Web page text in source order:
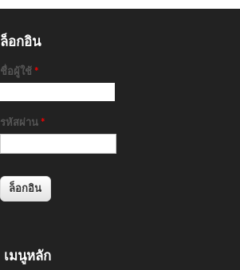
ล็อกอิน
ชื่อผู้ใช้ *
รหัสผ่าน *
เมนูหลัก